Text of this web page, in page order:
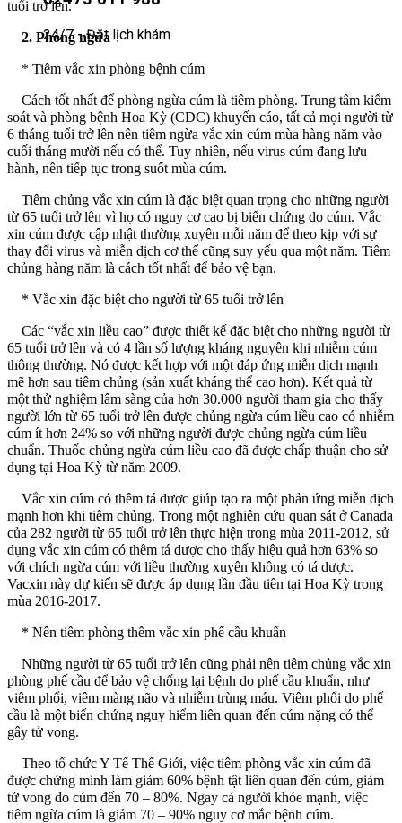
24/7 - Đặt lịch khám
tuổi trở lên.
2. Phòng ngừa
* Tiêm vắc xin phòng bệnh cúm
Cách tốt nhất để phòng ngừa cúm là tiêm phòng. Trung tâm kiểm
soát và phòng bệnh Hoa Kỳ (CDC) khuyến cáo, tất cả mọi người từ
6 tháng tuổi trở lên nên tiêm ngừa vắc xin cúm mùa hàng năm vào
cuối tháng mười nếu có thể. Tuy nhiên, nếu virus cúm đang lưu
hành, nên tiếp tục trong suốt mùa cúm.
Tiêm chủng vắc xin cúm là đặc biệt quan trọng cho những người
từ 65 tuổi trở lên vì họ có nguy cơ cao bị biến chứng do cúm. Vắc
xin cúm được cập nhật thường xuyên mỗi năm để theo kịp với sự
thay đổi virus và miễn dịch cơ thể cũng suy yếu qua một năm. Tiêm
chủng hàng năm là cách tốt nhất để bảo vệ bạn.
* Vắc xin đặc biệt cho người từ 65 tuổi trở lên
Các “vắc xin liều cao” được thiết kế đặc biệt cho những người từ
65 tuổi trở lên và có 4 lần số lượng kháng nguyên khi nhiễm cúm
thông thường. Nó được kết hợp với một đáp ứng miễn dịch mạnh
mẽ hơn sau tiêm chủng (sản xuất kháng thể cao hơn). Kết quả từ
một thử nghiệm lâm sàng của hơn 30.000 người tham gia cho thấy
người lớn từ 65 tuổi trở lên được chủng ngừa cúm liều cao có nhiễm
cúm ít hơn 24% so với những người được chủng ngừa cúm liều
chuẩn. Thuốc chủng ngừa cúm liều cao đã được chấp thuận cho sử
dụng tại Hoa Kỳ từ năm 2009.
Vắc xin cúm có thêm tá dược giúp tạo ra một phản ứng miễn dịch
mạnh hơn khi tiêm chủng. Trong một nghiên cứu quan sát ở Canada
của 282 người từ 65 tuổi trở lên thực hiện trong mùa 2011-2012, sử
dụng vắc xin cúm có thêm tá dược cho thấy hiệu quả hơn 63% so
với chích ngừa cúm với liều thường xuyên không có tá dược.
Vacxin này dự kiến sẽ được áp dụng lần đầu tiên tại Hoa Kỳ trong
mùa 2016-2017.
* Nên tiêm phòng thêm vắc xin phế cầu khuẩn
Những người từ 65 tuổi trở lên cũng phải nên tiêm chủng vắc xin
phòng phế cầu để bảo vệ chống lại bệnh do phế cầu khuẩn, như
viêm phổi, viêm màng não và nhiễm trùng máu. Viêm phổi do phế
cầu là một biến chứng nguy hiểm liên quan đến cúm nặng có thể
gây tử vong.
Theo tổ chức Y Tế Thế Giới, việc tiêm phòng vắc xin cúm đã
được chứng minh làm giảm 60% bệnh tật liên quan đến cúm, giảm
tử vong do cúm đến 70 – 80%. Ngay cả người khỏe mạnh, việc
tiêm ngừa cúm là giảm 70 – 90% nguy cơ mắc bệnh cúm.